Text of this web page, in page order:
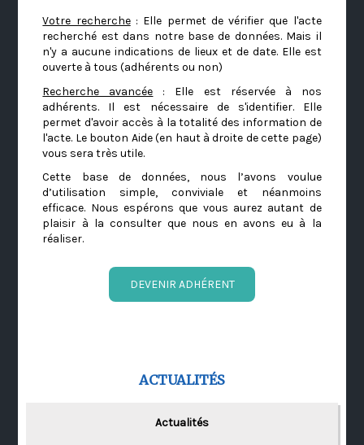
Votre recherche: Elle permet de vérifier que l'acte
recherché est dans notre base de données. Mais il
n'y a aucune indications de lieux et de date. Elle est
ouverte à tous (adhérents ou non)
Recherche avancée : Elle est réservée à nos
adhérents. Il est nécessaire de s'identifier. Elle
permet d'avoir accès à la totalité des information de
l'acte. Le bouton Aide (en haut à droite de cette page)
vous sera très utile.
Cette base de données, nous l’avons voulue
d’utilisation simple, conviviale et néanmoins
efficace. Nous espérons que vous aurez autant de
plaisir à la consulter que nous en avons eu à la
réaliser.
DEVENIR ADHÉRENT
ACTUALITÉS
Actualités